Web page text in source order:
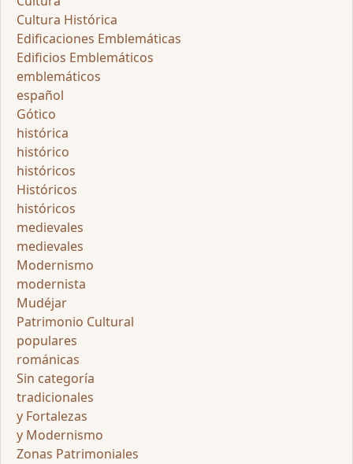
Cultura Histórica
Edificaciones Emblemáticas
Edificios Emblemáticos
emblemáticos
español
Gótico
histórica
histórico
históricos
Históricos
históricos
medievales
medievales
Modernismo
modernista
Mudéjar
Patrimonio Cultural
populares
románicas
Sin categoría
tradicionales
y Fortalezas
y Modernismo
Zonas Patrimoniales